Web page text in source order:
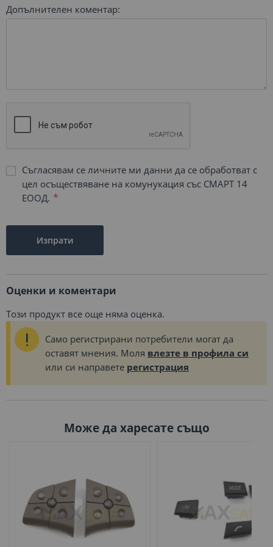
Допълнителен коментар:
Съгласявам се личните ми данни да се обработват с
цел осъществяване на комунукация със СМАРТ 14
ЕООД.
Изпрати
Оценки и коментари
Този продукт все още няма оценка.
Само регистрирани потребители могат да
оставят мнения. Моля влезте в профила си
или си направете регистрация
Може да харесате също